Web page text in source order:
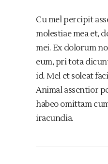
Cu mel percipit
molestiae mea et,
mei. Ex dolorum
eum, pri tota
id. Mel et soleat
Animal assentior
habeo omittam
iracundia.